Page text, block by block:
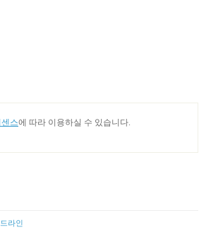
스에 따라 이용하실 수 있습니다.
라인